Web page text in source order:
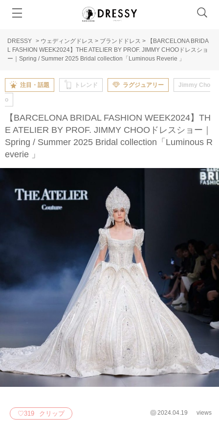
DRESSY > ウェディングドレス > ブランドドレス >
【BARCELONA BRIDA
L FASHION WEEK2024】THE ATELIER BY PROF. JIMMY CHOOドレスショ
ー｜Spring / Summer 2025 Bridal collection「Luminous Reverie 」
注目・話題 トレンド ラグジュアリー Jimmy Cho
o
【BARCELONA BRIDAL FASHION WEEK2024】TH
E ATELIER BY PROF. JIMMY CHOOドレスショー｜
Spring / Summer 2025 Bridal collection「Luminous R
everie 」
♡319 クリップ 2024.04.19 views